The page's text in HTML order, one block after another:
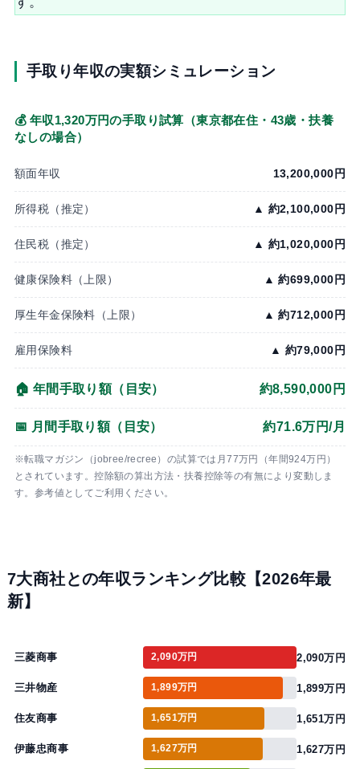
手取り年収の実額シミュレーション
💰 年収1,320万円の手取り試算（東京都在住・43歳・扶養
なしの場合）
額面年収 13,200,000円
所得税（推定） ▲ 約2,100,000円
住民税（推定） ▲ 約1,020,000円
健康保険料（上限） ▲ 約699,000円
厚生年金保険料（上限） ▲ 約712,000円
雇用保険料 ▲ 約79,000円
🏠 年間手取り額（目安） 約8,590,000円
📅 月間手取り額（目安） 約71.6万円/月
※転職マガジン（jobree/recree）の試算では月77万円（年間924万円）
とされています。控除額の算出方法・扶養控除等の有無により変動しま
す。参考値としてご利用ください。
7大商社との年収ランキング比較【2026年最
新】
三菱商事 2,090万円 2,090万円
三井物産 1,899万円 1,899万円
住友商事 1,651万円 1,651万円
伊藤忠商事 1,627万円 1,627万円